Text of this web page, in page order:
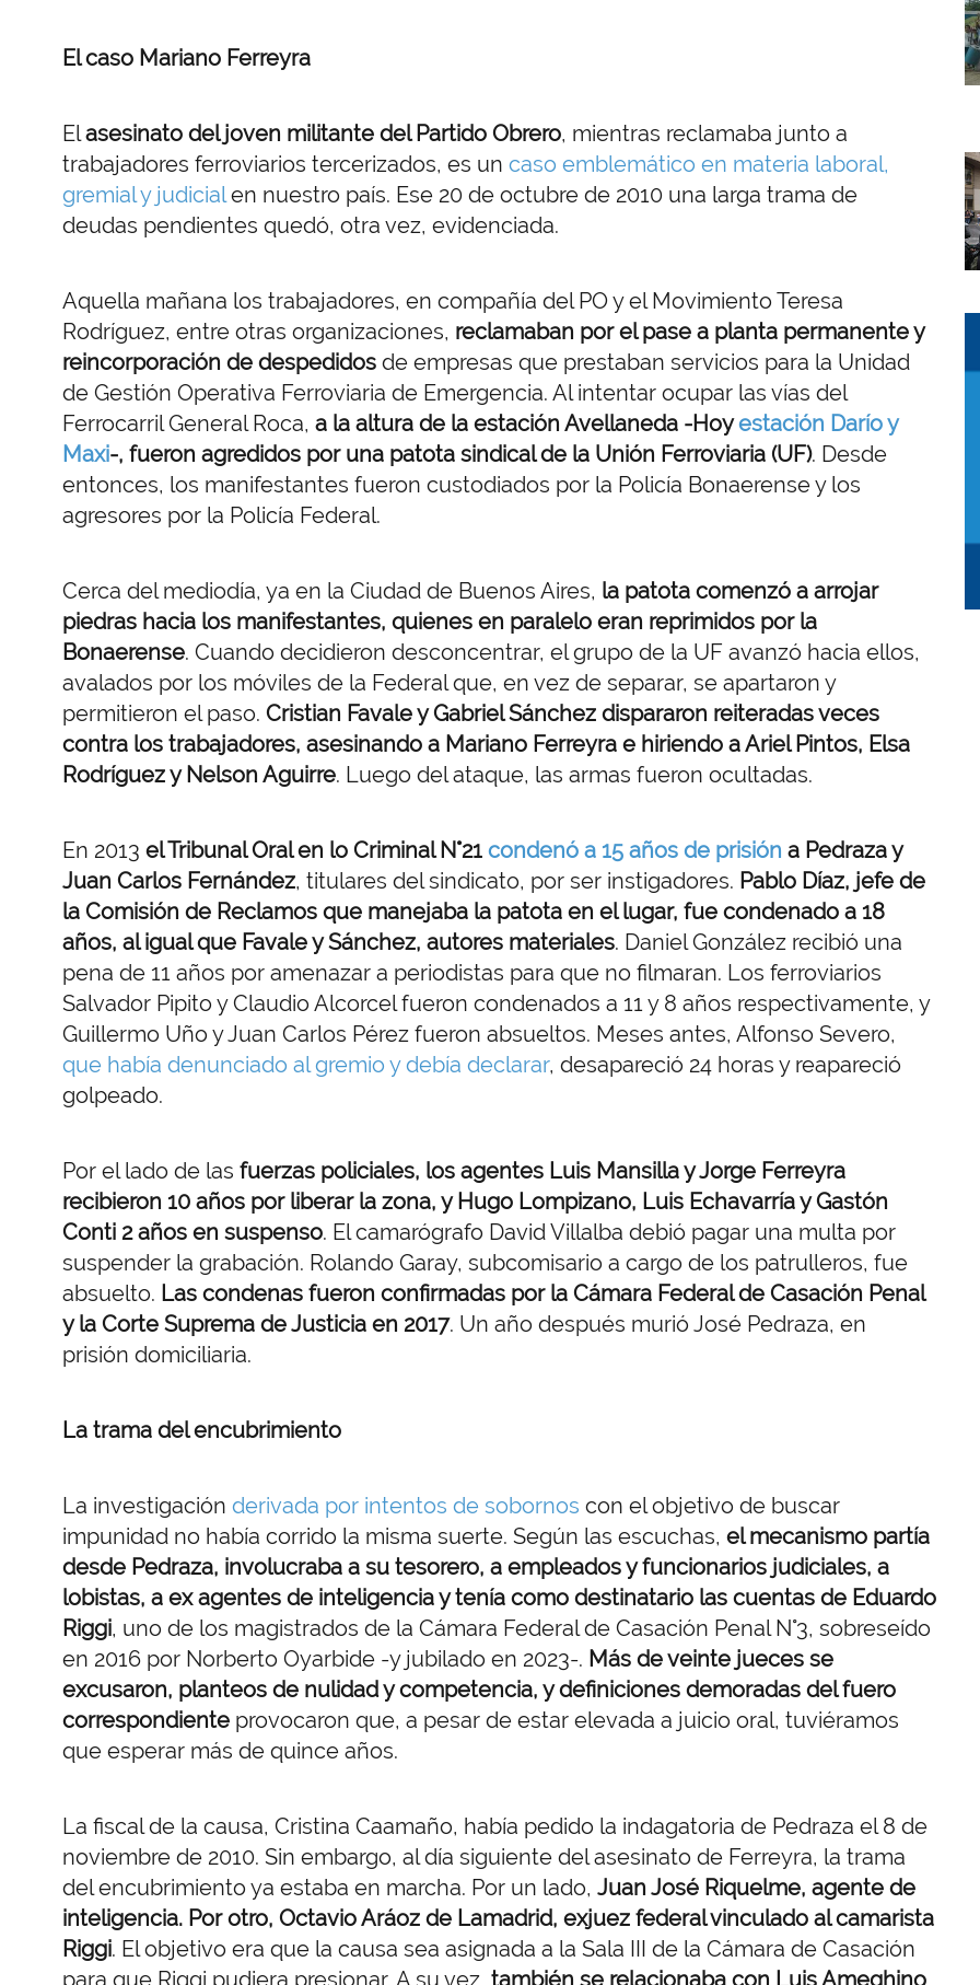
El caso Mariano Ferreyra
Elasesinato del joven militante del Partido Obrero, mientras reclamaba junto a
trabajadores ferroviarios tercerizados, es un caso emblemático en materia laboral,
gremial y judicialen nuestro país. Ese 20 de octubre de 2010 una larga trama de
deudas pendientes quedó, otra vez, evidenciada.
Aquella mañana los trabajadores, en compañía del PO y el Movimiento Teresa
Rodríguez, entre otras organizaciones, reclamaban por el pase a planta permanente y
reincorporación de despedidos de empresas que prestaban servicios para la Unidad
de Gestión Operativa Ferroviaria de Emergencia. Al intentar ocupar las vías del
Ferrocarril General Roca, a la altura de la estación Avellaneda -Hoyestación Darío y
Maxi-, fueron agredidos por una patota sindical de la Unión Ferroviaria (UF). Desde
entonces, los manifestantes fueron custodiados por la Policía Bonaerense y los
agresores por la Policía Federal.
Cerca del mediodía, ya en la Ciudad de Buenos Aires, la patota comenzó a arrojar
piedras hacia los manifestantes, quienes en paralelo eran reprimidos por la
Bonaerense. Cuando decidieron desconcentrar, el grupo de la UF avanzó hacia ellos,
avalados por los móviles de la Federal que, en vez de separar, se apartaron y
permitieron el paso. Cristian Favale y Gabriel Sánchez dispararon reiteradas veces
contra los trabajadores, asesinando a Mariano Ferreyra e hiriendo a Ariel Pintos, Elsa
Rodríguez y Nelson Aguirre. Luego del ataque, las armas fueron ocultadas.
En 2013 el Tribunal Oral en lo Criminal N°21 condenó a 15 años de prisión a Pedraza y
Juan Carlos Fernández, titulares del sindicato, por ser instigadores. Pablo Díaz, jefe de
la Comisión de Reclamos que manejaba la patota en el lugar, fue condenado a 18
años, al igual que Favale y Sánchez, autores materiales. Daniel González recibió una
pena de 11 años por amenazar a periodistas para que no filmaran. Los ferroviarios
Salvador Pipito y Claudio Alcorcel fueron condenados a 11 y 8 años respectivamente, y
Guillermo Uño y Juan Carlos Pérez fueron absueltos. Meses antes, Alfonso Severo,
que había denunciado al gremio y debía declarar, desapareció 24 horas y reapareció
golpeado.
Por el lado de las fuerzas policiales, los agentes Luis Mansilla y Jorge Ferreyra
recibieron 10 años por liberar la zona, y Hugo Lompizano, Luis Echavarría y Gastón
Conti 2 años en suspenso. El camarógrafo David Villalba debió pagar una multa por
suspender la grabación. Rolando Garay, subcomisario a cargo de los patrulleros, fue
absuelto. Las condenas fueron confirmadas por la Cámara Federal de Casación Penal
y la Corte Suprema de Justicia en 2017. Un año después murió José Pedraza, en
prisión domiciliaria.
La trama del encubrimiento
La investigación derivada por intentos de sobornos con el objetivo de buscar
impunidad no había corrido la misma suerte. Según las escuchas, el mecanismo partía
desde Pedraza, involucraba a su tesorero, a empleados y funcionarios judiciales, a
lobistas, a ex agentes de inteligencia y tenía como destinatario las cuentas de Eduardo
Riggi, uno de los magistrados de la Cámara Federal de Casación Penal N°3, sobreseído
en 2016 por Norberto Oyarbide -y jubilado en 2023-. Más de veinte jueces se
excusaron, planteos de nulidad y competencia, y definiciones demoradas del fuero
correspondiente provocaron que, a pesar de estar elevada a juicio oral, tuviéramos
que esperar más de quince años.
La fiscal de la causa, Cristina Caamaño, había pedido la indagatoria de Pedraza el 8 de
noviembre de 2010. Sin embargo, al día siguiente del asesinato de Ferreyra, la trama
del encubrimiento ya estaba en marcha. Por un lado, Juan José Riquelme, agente de
inteligencia. Por otro, Octavio Aráoz de Lamadrid, exjuez federal vinculado al camarista
Riggi. El objetivo era que la causa sea asignada a la Sala III de la Cámara de Casación
para que Riggi pudiera presionar. A su vez, también se relacionaba con Luis Ameghino